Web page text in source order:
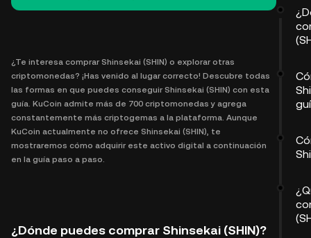
¿Te interesa comprar Shinsekai (SHIN) o explorar otras
criptomonedas? ¡Has venido al lugar correcto! Descubre todas
las formas en que puedes conseguir Shinsekai (SHIN) con esta
guía. KuCoin admite más de 700 criptomonedas y agrega
constantemente más criptogemas a la plataforma. Aunque
KuCoin actualmente no ofrece Shinsekai (SHIN), te
mostraremos cómo adquirir este activo digital a continuación
en la guía paso a paso.
¿Dónde puedes comprar Shinsekai (SHIN)?